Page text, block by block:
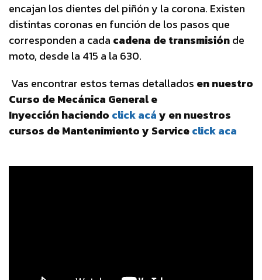
encajan los dientes del piñón y la corona. Existen
distintas coronas en función de los pasos que
corresponden a cada cadena de transmisiónde
moto, desde la 415 a la 630.
Vas encontrar estos temas detallados en nuestro
Curso de Mecánica General e
Inyección haciendo click acáy en nuestros
cursos de Mantenimiento y Serviceclick aca